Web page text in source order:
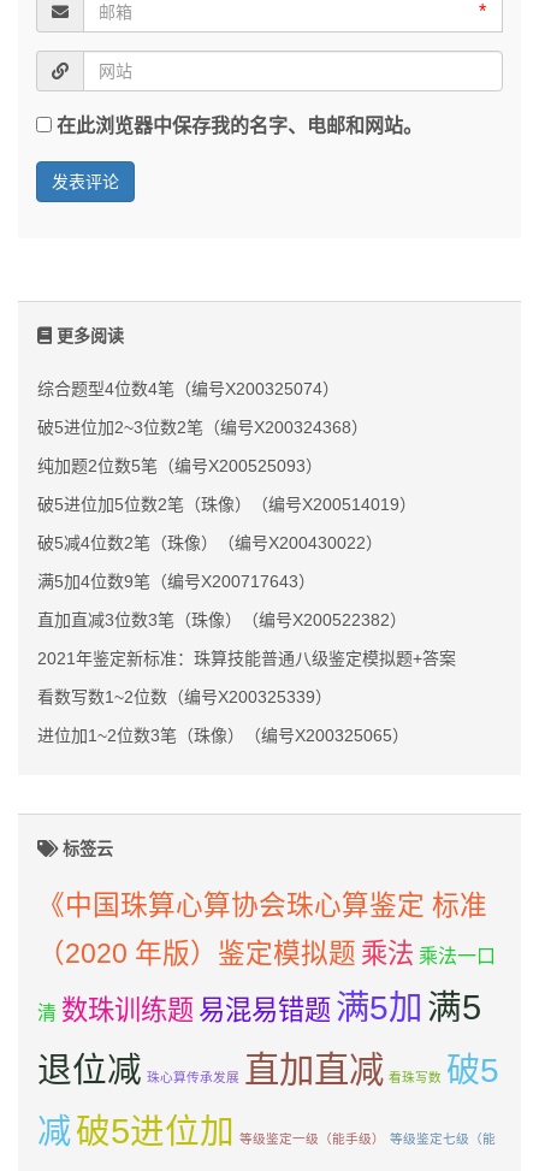
*
在此浏览器中保存我的名字、电邮和网站。
更多阅读
综合题型4位数4笔（编号X200325074）
破5进位加2~3位数2笔（编号X200324368）
纯加题2位数5笔（编号X200525093）
破5进位加5位数2笔（珠像）（编号X200514019）
破5减4位数2笔（珠像）（编号X200430022）
满5加4位数9笔（编号X200717643）
直加直减3位数3笔（珠像）（编号X200522382）
2021年鉴定新标准：珠算技能普通八级鉴定模拟题+答案
看数写数1~2位数（编号X200325339）
进位加1~2位数3笔（珠像）（编号X200325065）
标签云
《中国珠算心算协会珠心算鉴定 标准
（2020 年版）鉴定模拟题 乘法 乘法一口
清 数珠训练题 易混易错题 满5加 满5
退位减 珠心算传承发展 直加直减 看珠写数 破5
减破5进位加 等级鉴定一级（能手级） 等级鉴定七级（能